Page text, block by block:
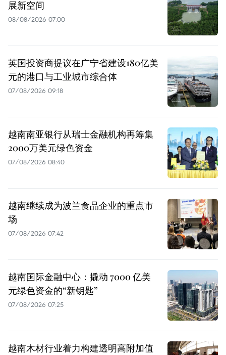
展新空间
08/08/2026 07:00
英国投资商提议在广宁省建设180亿美
元的港口与工业城市综合体
07/08/2026 09:18
越南南亚银行从瑞士金融机构再筹集
2000万美元绿色资金
07/08/2026 08:40
越南继续成为波兰食品企业的重点市
场
07/08/2026 07:42
越南国际金融中心：撬动 7000 亿美
元绿色资金的“新钥匙”
07/08/2026 07:25
越南木材行业着力构建透明高附加值